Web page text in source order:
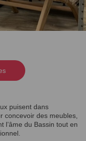
puisent dans
concevoir des meubles,
l’âme du Bassin tout en